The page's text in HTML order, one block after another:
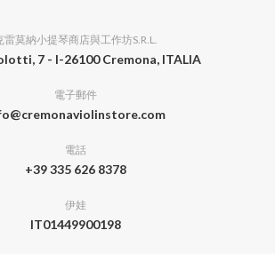
雷莫納小提琴商店與工作坊S.R.L.
7 - I-26100 Cremona, ITALIA
電子郵件
電話
+39 335 626 8378
伊娃
IT01449900198